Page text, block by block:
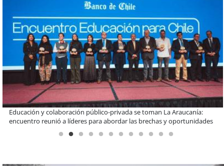
Claves para comprar electrodomésticos durante el Black Sale